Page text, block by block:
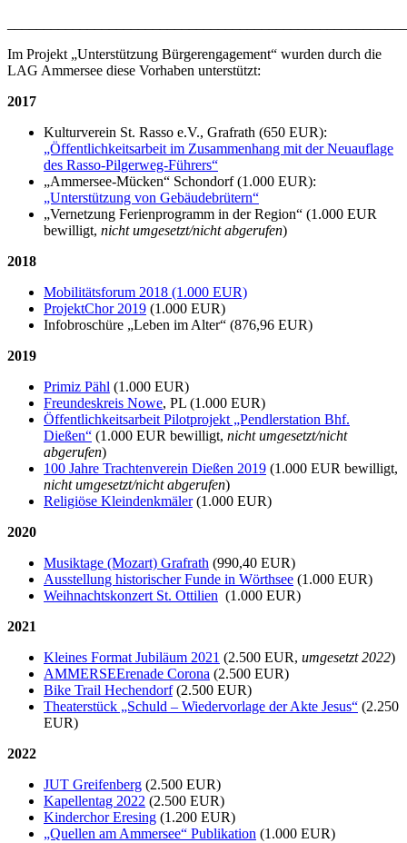
Im Projekt „Unterstützung Bürgerengagement“ wurden durch die
LAG Ammersee diese Vorhaben unterstützt:
2017
Kulturverein St. Rasso e.V., Grafrath (650 EUR):
„Öffentlichkeitsarbeit im Zusammenhang mit der Neuauflage
des Rasso-Pilgerweg-Führers“
„Ammersee-Mücken“ Schondorf (1.000 EUR):
„Unterstützung von Gebäudebrütern“
„Vernetzung Ferienprogramm in der Region“ (1.000 EUR
bewilligt, nicht umgesetzt/nicht abgerufen)
2018
Mobilitätsforum 2018 (1.000 EUR)
ProjektChor 2019 (1.000 EUR)
Infobroschüre „Leben im Alter“ (876,96 EUR)
2019
Primiz Pähl (1.000 EUR)
Freundeskreis Nowe, PL (1.000 EUR)
Öffentlichkeitsarbeit Pilotprojekt „Pendlerstation Bhf.
Dießen“ (1.000 EUR bewilligt, nicht umgesetzt/nicht
abgerufen)
100 Jahre Trachtenverein Dießen 2019 (1.000 EUR bewilligt,
nicht umgesetzt/nicht abgerufen)
Religiöse Kleindenkmäler(1.000 EUR)
2020
Musiktage (Mozart) Grafrath (990,40 EUR)
Ausstellung historischer Funde in Wörthsee (1.000 EUR)
Weihnachtskonzert St. Ottilien (1.000 EUR)
2021
Kleines Format Jubiläum 2021 (2.500 EUR, umgesetzt 2022)
AMMERSEErenade Corona (2.500 EUR)
Bike Trail Hechendorf(2.500 EUR)
Theaterstück „Schuld – Wiedervorlage der Akte Jesus“ (2.250
EUR)
2022
JUT Greifenberg (2.500 EUR)
Kapellentag 2022 (2.500 EUR)
Kinderchor Eresing (1.200 EUR)
„Quellen am Ammersee“ Publikation (1.000 EUR)